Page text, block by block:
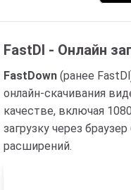
FastDl - Онлайн
FastDown (ранее
онлайн-скачивания
качестве, включая
загрузку через
расширений.